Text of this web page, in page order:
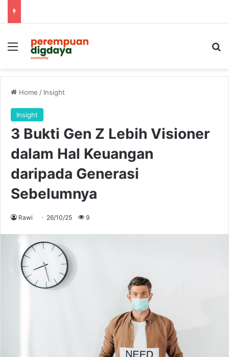
Menu
Home / Insight
Insight
3 Bukti Gen Z Lebih Visioner
dalam Hal Keuangan
daripada Generasi
Sebelumnya
Rawi 26/10/25 9